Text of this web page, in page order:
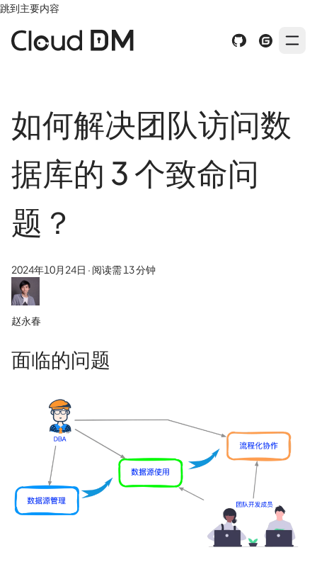
跳到主要内容
如何解决团队访问数
据库的 3 个致命问
题？
2024年10月24日 · 阅读需 13 分钟
赵永春
面临的问题